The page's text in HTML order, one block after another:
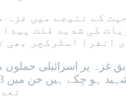
کے نتیجے میں غزہ
کی شدید قلت پیدا
انفرا اسٹرکچر بھی